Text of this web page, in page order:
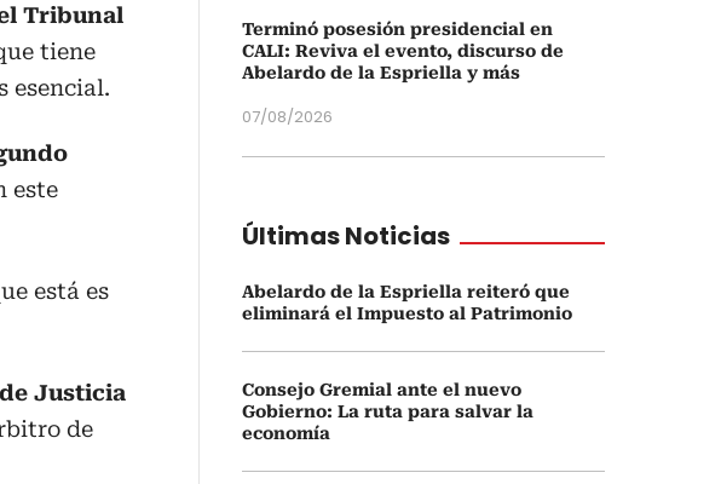
Tribunal
tiene
esencial.
este
está es
Justicia
de
Terminó posesión presidencial en
CALI: Reviva el evento, discurso de
Abelardo de la Espriella y más
07/08/2026
Últimas Noticias
Abelardo de la Espriella reiteró que
eliminará el Impuesto al Patrimonio
Consejo Gremial ante el nuevo
Gobierno: La ruta para salvar la
economía